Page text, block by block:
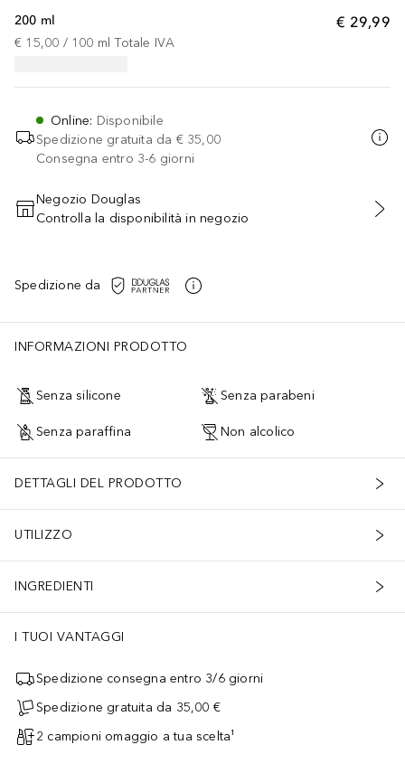
€ 29,99
200 ml
€ 15,00 / 100 ml Totale IVA
Online: Disponibile
Spedizione gratuita da € 35,00
Consegna entro 3-6 giorni
AGGIUNGI AL CARRELLO
Negozio Douglas
Controlla la disponibilità in negozio
Spedizione da
INFORMAZIONI PRODOTTO
Senza silicone Senza parabeni
Senza paraffina Non alcolico
DETTAGLI DEL PRODOTTO
UTILIZZO
INGREDIENTI
I TUOI VANTAGGI
Spedizione consegna entro 3/6 giorni
Spedizione gratuita da 35,00 €
2 campioni omaggio a tua scelta¹